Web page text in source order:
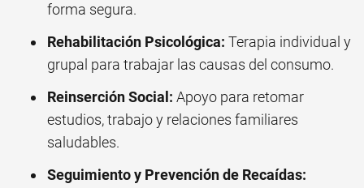
forma segura.
Rehabilitación Psicológica: Terapia individual y
grupal para trabajar las causas del consumo.
Reinserción Social: Apoyo para retomar
estudios, trabajo y relaciones familiares
saludables.
Seguimiento y Prevención de Recaídas: